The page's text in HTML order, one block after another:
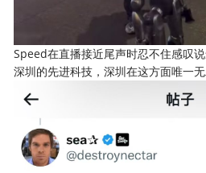
Speed在直播接近尾声时忍不住感叹
深圳的先进科技，深圳在这方面唯一